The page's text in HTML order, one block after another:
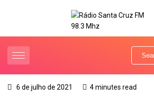
6 de julho de 2021 4 minutes read